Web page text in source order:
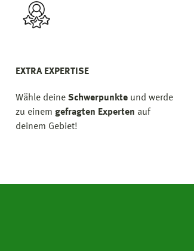
EXTRA EXPERTISE
Wähle deine Schwerpunkteund werde
zu einem gefragten Experten auf
deinem Gebiet!